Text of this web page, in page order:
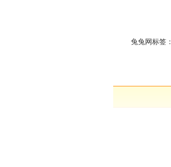
兔兔网标签：